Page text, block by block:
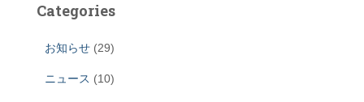
Categories
お知らせ (29)
ニュース (10)